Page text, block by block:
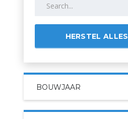
HERSTEL ALLES
BOUWJAAR